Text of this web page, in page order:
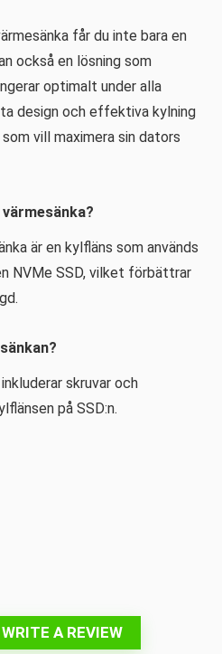
får du inte bara en
också en lösning som
optimalt under alla
design och effektiva kylning
vill maximera sin dators
värmesänka?
är en kylfläns som används
NVMe SSD, vilket förbättrar
skruvar och
på SSD:n.
WRITE A REVIEW